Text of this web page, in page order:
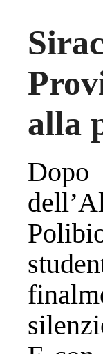
alla
Dopo